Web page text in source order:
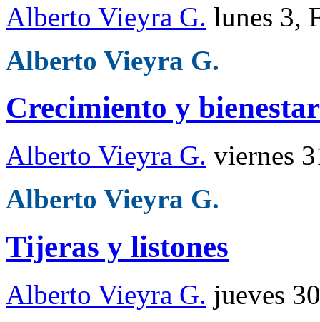
Alberto Vieyra G. lunes 3,
Alberto Vieyra G.
Crecimiento y bienestar
Alberto Vieyra G. viernes
Alberto Vieyra G.
Tijeras y listones
Alberto Vieyra G. jueves